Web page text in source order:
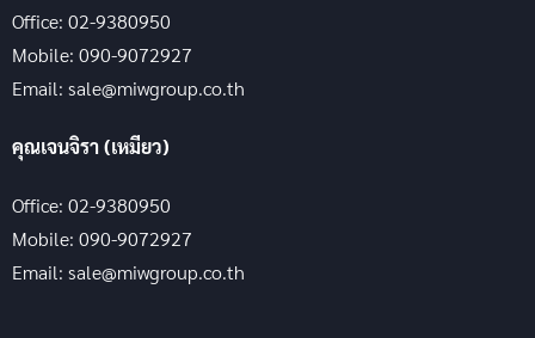
Office: 02-9380950
Mobile: 090-9072927
Email: sale@miwgroup.co.th
คุณเจนจิรา (เหมียว)
Office: 02-9380950
Mobile: 090-9072927
Email: sale@miwgroup.co.th